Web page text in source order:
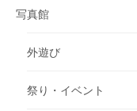
写真館
外遊び
祭り・イベント